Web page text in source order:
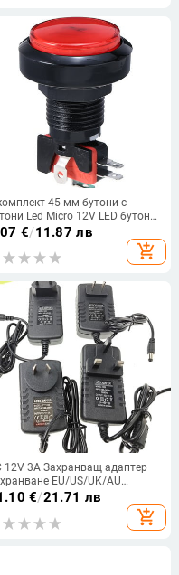
45 мм бутони с
Led Micro 12V LED бутон
захранване Комплект
€/11.87 лв
add_shopping_cart
12V 3A Захранващ адаптер
EU/US/UK/AU
към Arcade Gameboard
Box и Arcade Amplifier
€/21.71 лв
add_shopping_cart